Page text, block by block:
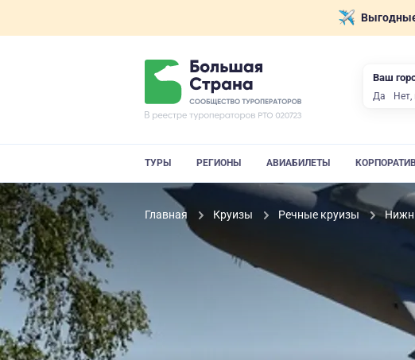
ТУРЫ РЕГИОНЫ АВИАБИЛЕТЫ
Главная Круизы Речные круизы
Ваш
Да Нет,